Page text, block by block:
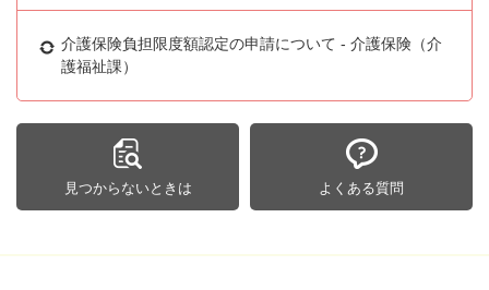
介護保険負担限度額認定の申請について - 介護保険（介
護福祉課）
見つからないときは よくある質問